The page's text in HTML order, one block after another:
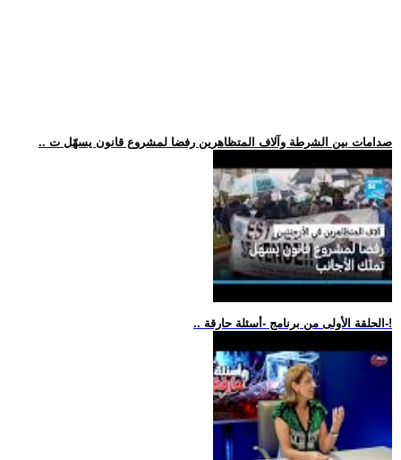
.. صدامات بين الشرطة وآلاف المتظاهرين رفضا لمشروع قانون يسهّل ت
.. الحلقة الأولى من برنامج -أسئلة حارقة-!